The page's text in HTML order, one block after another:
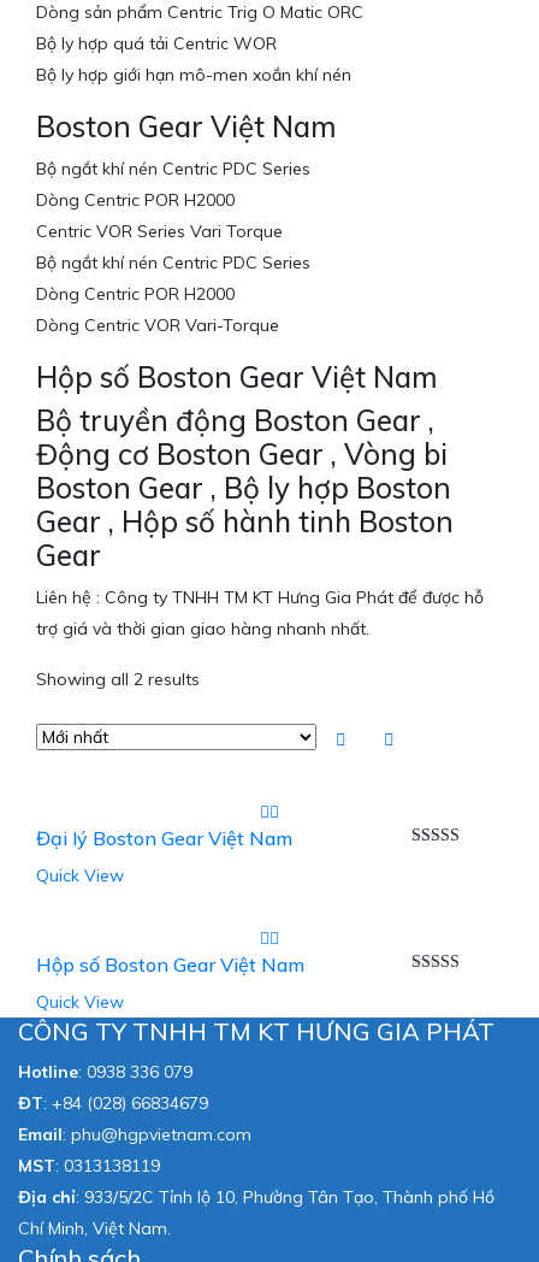
Dòng sản phẩm Centric Trig O Matic ORC
Bộ ly hợp quá tải Centric WOR
Bộ ly hợp giới hạn mô-men xoắn khí nén
Boston Gear Việt Nam
Bộ ngắt khí nén Centric PDC Series
Dòng Centric POR H2000
Centric VOR Series Vari Torque
Bộ ngắt khí nén Centric PDC Series
Dòng Centric POR H2000
Dòng Centric VOR Vari-Torque
Hộp số Boston Gear Việt Nam
Bộ truyền động Boston Gear ,
Động cơ Boston Gear , Vòng bi
Boston Gear , Bộ ly hợp Boston
Gear , Hộp số hành tinh Boston
Gear
Liên hệ : Công ty TNHH TM KT Hưng Gia Phát để được hỗ
trợ giá và thời gian giao hàng nhanh nhất.
Showing all 2 results
Đại lý Boston Gear Việt Nam
Quick View
sao
Hộp số Boston Gear Việt Nam
Quick View
CÔNG TY TNHH TM KT HƯNG GIA PHÁT
Hotline: 0938 336 079
ĐT: +84 (028) 66834679
Email: phu@hgpvietnam.com
MST: 0313138119
Địa chỉ: 933/5/2C Tỉnh lộ 10, Phường Tân Tạo, Thành phố Hồ
Chí Minh, Việt Nam.